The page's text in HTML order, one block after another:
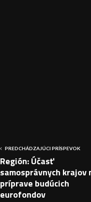
PREDCHÁDZAJÚCI PRÍSPEVOK
Región: Účasť
samosprávnych krajov
príprave budúcich
eurofondov